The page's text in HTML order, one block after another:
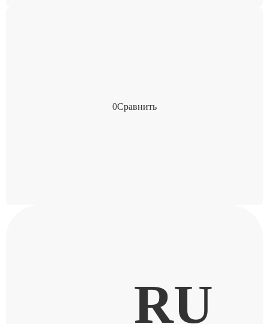
0Сравнить
RU